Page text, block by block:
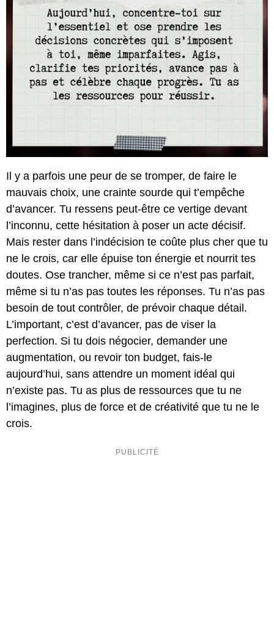
Il y a parfois une peur de se tromper, de faire le
mauvais choix, une crainte sourde qui t’empêche
d’avancer. Tu ressens peut-être ce vertige devant
l’inconnu, cette hésitation à poser un acte décisif.
Mais rester dans l’indécision te coûte plus cher que tu
ne le crois, car elle épuise ton énergie et nourrit tes
doutes. Ose trancher, même si ce n’est pas parfait,
même si tu n’as pas toutes les réponses. Tu n’as pas
besoin de tout contrôler, de prévoir chaque détail.
L’important, c’est d’avancer, pas de viser la
perfection. Si tu dois négocier, demander une
augmentation, ou revoir ton budget, fais-le
aujourd’hui, sans attendre un moment idéal qui
n’existe pas. Tu as plus de ressources que tu ne
l’imagines, plus de force et de créativité que tu ne le
crois.